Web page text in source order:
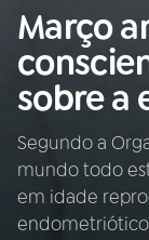
Buscar
na
Rádio
Nacional
INÍCIO
Março
sobre a
Segundo a
mundo todo
em idade